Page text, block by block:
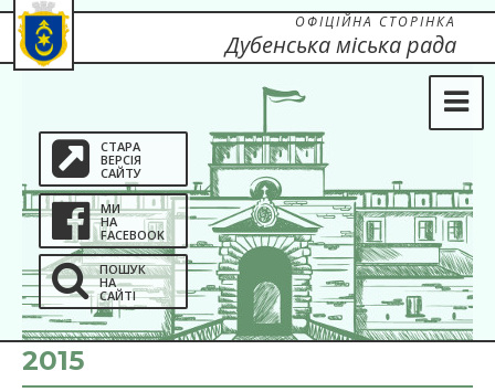
СТАРА
ВЕРСІЯ
САЙТУ
МИ
НА
FACEBOOK
ПОШУК
НА
САЙТІ
ОФІЦІЙНА СТОРІНКА
Дубенська міська рада
2015